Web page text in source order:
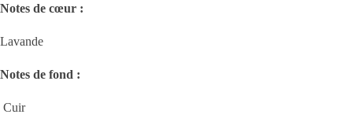
Notes de cœur :
Lavande
Notes de fond :
Cuir